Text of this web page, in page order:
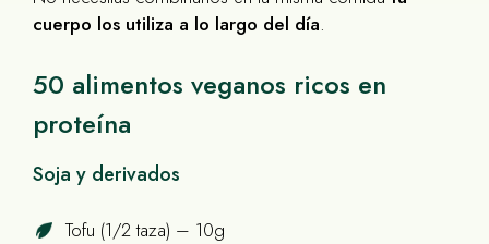
cuerpo los utiliza a lo largo del día.
50 alimentos veganos ricos en
proteína
Soja y derivados
Tofu (1/2 taza) – 10g